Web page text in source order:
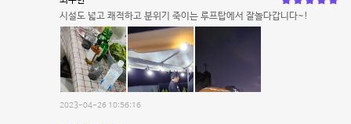
시설도 넓고 쾌적하고 분위기 죽이는 루프탑에서 잘놀다갑니다~!
2023-04-26 10:56:16